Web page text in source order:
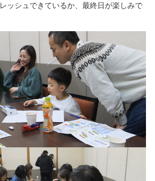
ッシュできているか、最終日が楽しみで